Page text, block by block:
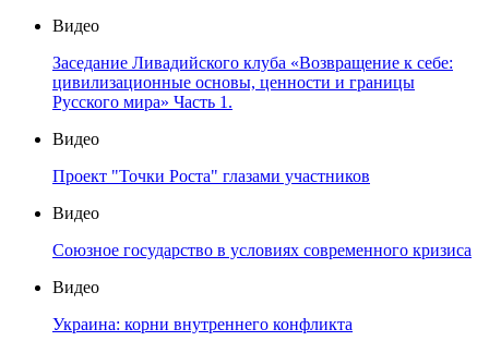
Видео
Заседание Ливадийского клуба «Возвращение к себе:
цивилизационные основы, ценности и границы
Русского мира» Часть 1.
Видео
Проект "Точки Роста" глазами участников
Видео
Союзное государство в условиях современного кризиса
Видео
Украина: корни внутреннего конфликта